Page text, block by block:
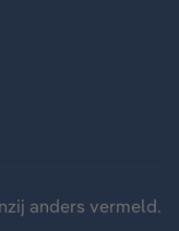
anders vermeld.